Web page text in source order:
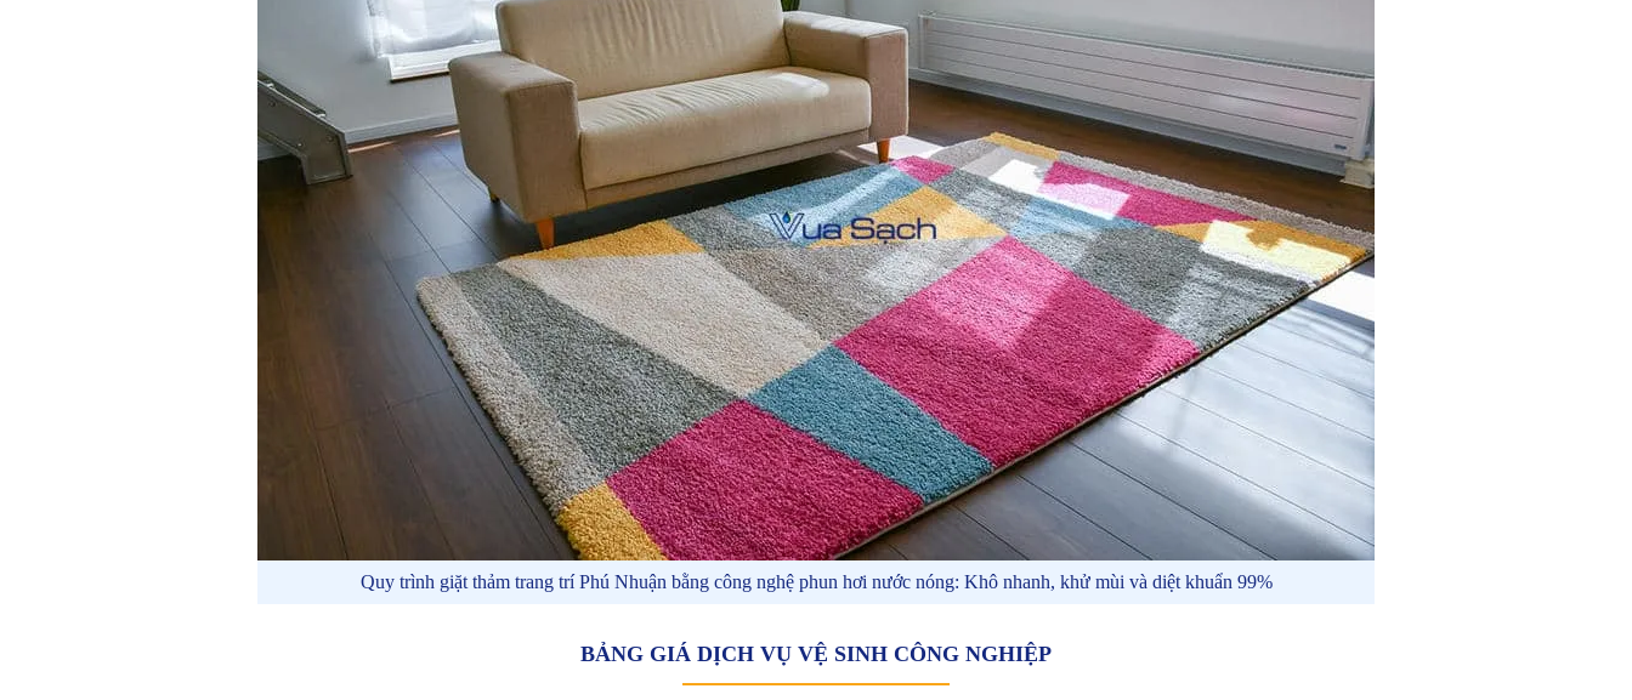
Quy trình giặt thảm trang trí Phú Nhuận bằng công nghệ phun hơi nước nóng: Khô nhanh, khử mùi và diệt khuẩn 99%
BẢNG GIÁ DỊCH VỤ VỆ SINH CÔNG NGHIỆP